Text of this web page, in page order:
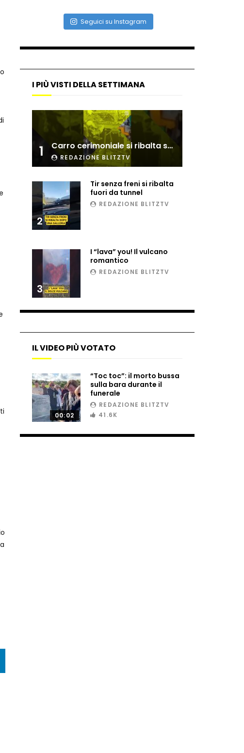
Seguici su Instagram
I PIÙ VISTI DELLA SETTIMANA
1 Carro cerimoniale si ribalta sulla folla
REDAZIONE BLITZTV
2
Tir senza freni si ribalta
fuori da tunnel
REDAZIONE BLITZTV
3
I “lava” you! Il vulcano
romantico
REDAZIONE BLITZTV
IL VIDEO PIÙ VOTATO
00:02
“Toc toc”: il morto bussa
sulla bara durante il
funerale
REDAZIONE BLITZTV
41.6K